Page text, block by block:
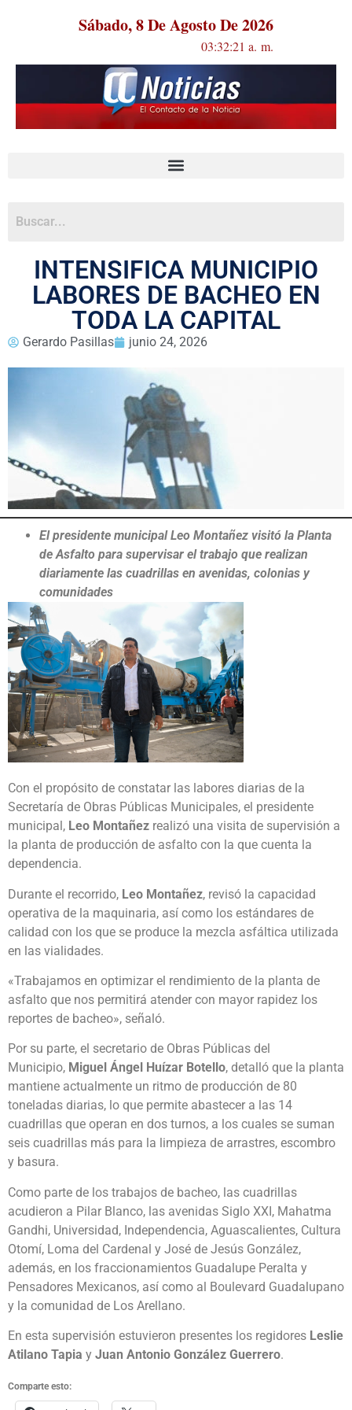
Sábado, 8 De Agosto De 2026
03:32:21 a. m.
INTENSIFICA MUNICIPIO
LABORES DE BACHEO EN
TODA LA CAPITAL
Gerardo Pasillas junio 24, 2026
El presidente municipal Leo Montañez visitó la Planta
de Asfalto para supervisar el trabajo que realizan
diariamente las cuadrillas en avenidas, colonias y
comunidades
Con el propósito de constatar las labores diarias de la
Secretaría de Obras Públicas Municipales, el presidente
municipal, Leo Montañez realizó una visita de supervisión a
la planta de producción de asfalto con la que cuenta la
dependencia.
Durante el recorrido, Leo Montañez, revisó la capacidad
operativa de la maquinaria, así como los estándares de
calidad con los que se produce la mezcla asfáltica utilizada
en las vialidades.
«Trabajamos en optimizar el rendimiento de la planta de
asfalto que nos permitirá atender con mayor rapidez los
reportes de bacheo», señaló.
Por su parte, el secretario de Obras Públicas del
Municipio, Miguel Ángel Huízar Botello, detalló que la planta
mantiene actualmente un ritmo de producción de 80
toneladas diarias, lo que permite abastecer a las 14
cuadrillas que operan en dos turnos, a los cuales se suman
seis cuadrillas más para la limpieza de arrastres, escombro
y basura.
Como parte de los trabajos de bacheo, las cuadrillas
acudieron a Pilar Blanco, las avenidas Siglo XXI, Mahatma
Gandhi, Universidad, Independencia, Aguascalientes, Cultura
Otomí, Loma del Cardenal y José de Jesús González,
además, en los fraccionamientos Guadalupe Peralta y
Pensadores Mexicanos, así como al Boulevard Guadalupano
y la comunidad de Los Arellano.
En esta supervisión estuvieron presentes los regidores Leslie
Atilano Tapia y Juan Antonio González Guerrero.
Comparte esto: